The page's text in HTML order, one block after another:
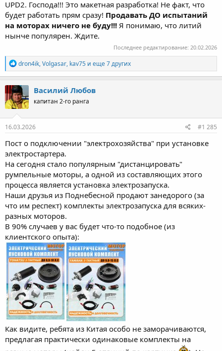
UPD2. Господа!!! Это макетная разработка! Не факт, что
будет работать прям сразу! Продавать ДО испытаний
на моторах ничего не буду!!! Я понимаю, что литий
нынче популярен. Ждите.
Последнее редактирование: 20.02.2026
Р
е
а
к
ц
и
и
:
dron4ik,Volgasar, kav75 и еще 7 других
Василий Любов
капитан 2-го ранга
16.03.2026 #1 285
Пост о подключении "электрохозяйства" при установке
электростартера.
На сегодня стало популярным "дистанцировать"
румпельные моторы, а одной из составляющих этого
процесса является установка электрозапуска.
Наши друзья из Поднебесной продают занедорого (за
что им респект) комплекты электрозапуска для всяких-
разных моторов.
В 90% случаев у вас будет что-то подобное (из
клиентского опыта):
Как видите, ребята из Китая особо не заморачиваются,
предлагая практически одинаковые комплекты на